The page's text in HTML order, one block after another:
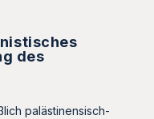
des
palästinensisch-